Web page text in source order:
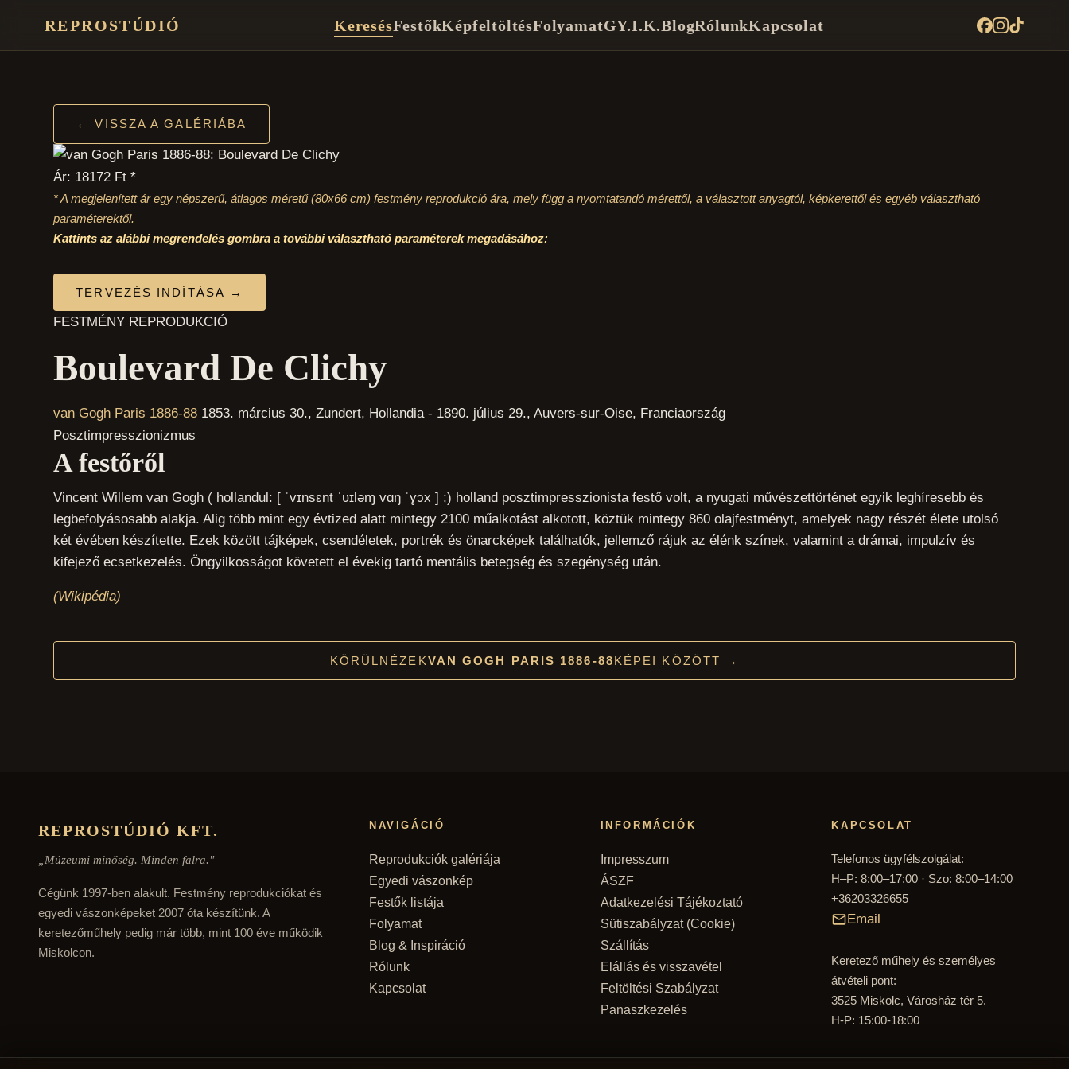
REPROSTÚDIÓ KeresésFestőkKépfeltöltésFolyamatGY.I.K.BlogRólunkKapcsolat
← VISSZA A GALÉRIÁBA
Ár: 18172 Ft *
* A megjelenített ár egy népszerű, átlagos méretű(80x66 cm) festmény reprodukció ára, mely függ a nyomtatandó mérettől, a választott anyagtól, képkerettől és egyéb választható
paraméterektől.
Kattints az alábbi megrendelés gombra a további választható paraméterek megadásához:
TERVEZÉS INDÍTÁSA →
FESTMÉNY REPRODUKCIÓ
Boulevard De Clichy
van Gogh Paris 1886-88 1853. március 30., Zundert, Hollandia - 1890. július 29., Auvers-sur-Oise, Franciaország
Posztimpresszionizmus
A festőről
Vincent Willem van Gogh ( hollandul: [ ˈvɪnsɛnt ˈʋɪləɱ vɑŋ ˈɣɔx ] ;) holland posztimpresszionista festő volt, a nyugati művészettörténet egyik leghíresebb és
legbefolyásosabb alakja. Alig több mint egy évtized alatt mintegy 2100 műalkotást alkotott, köztük mintegy 860 olajfestményt, amelyek nagy részét élete utolsó
két évében készítette. Ezek között tájképek, csendéletek, portrék és önarcképek találhatók, jellemző rájuk az élénk színek, valamint a drámai, impulzív és
kifejező ecsetkezelés. Öngyilkosságot követett el évekig tartó mentális betegség és szegénység után.
(Wikipédia)
KÖRÜLNÉZEKVAN GOGH PARIS 1886-88KÉPEI KÖZÖTT →
REPROSTÚDIÓ KFT.
„Múzeumi minőség. Minden falra."
Cégünk 1997-ben alakult. Festmény reprodukciókat és
egyedi vászonképeket 2007 óta készítünk. A
keretezőműhely pedig már több, mint 100 éve működik
Miskolcon.
NAVIGÁCIÓ
Reprodukciók galériája
Egyedi vászonkép
Festők listája
Folyamat
Blog & Inspiráció
Rólunk
Kapcsolat
INFORMÁCIÓK
Impresszum
ÁSZF
Adatkezelési Tájékoztató
Sütiszabályzat (Cookie)
Szállítás
Elállás és visszavétel
Feltöltési Szabályzat
Panaszkezelés
KAPCSOLAT
Telefonos ügyfélszolgálat:
H–P: 8:00–17:00 · Szo: 8:00–14:00
+36203326655
Email
Keretező műhely és személyes
átvételi pont:
3525 Miskolc, Városház tér 5.
H-P: 15:00-18:00